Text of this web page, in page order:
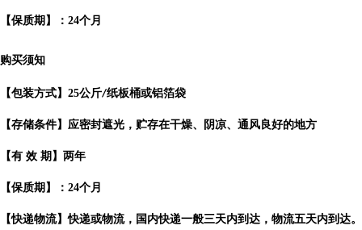
【保质期】：24个月
购买须知
【包装方式】 25公斤/纸板桶或铝箔袋
【存储条件】应密封遮光，贮存在干燥、阴凉、通风良好的地方
【有 效 期】两年
【保质期】： 24个月
【快递物流】快递或物流，国内快递一般三天内到达，物流五天内到达。